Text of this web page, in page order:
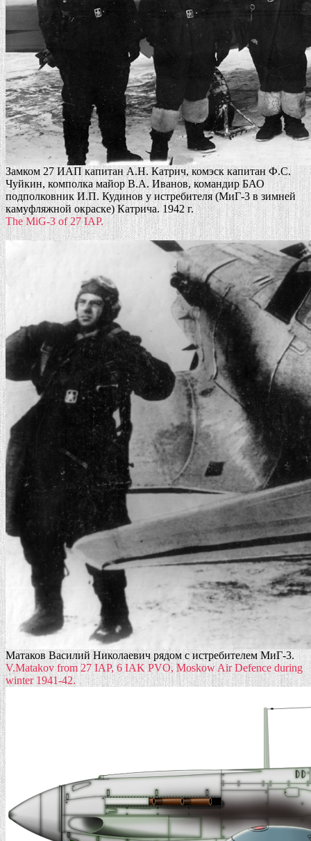
Замком 27 ИАП капитан А.Н. Катрич, комэск капитан Ф.С.
Чуйкин, комполка майор В.А. Иванов, командир БАО
подполковник И.П. Кудинов у истребителя (МиГ-3 в зимней
камуфляжной окраске) Катрича. 1942 г.
The MiG-3 of 27 IAP.
Матаков Василий Николаевич рядом с истребителем МиГ-3.
V.Matakov from 27 IAP, 6 IAK PVO, Moskow Air Defence during
winter 1941-42.